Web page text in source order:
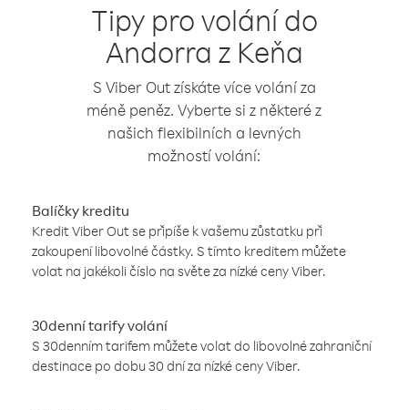
Tipy pro volání do
Andorra z Keňa
S Viber Out získáte více volání za
méně peněz. Vyberte si z některé z
našich flexibilních a levných
možností volání:
Balíčky kreditu
Kredit Viber Out se připíše k vašemu zůstatku při
zakoupení libovolné částky. S tímto kreditem můžete
volat na jakékoli číslo na světe za nízké ceny Viber.
30denní tarify volání
S 30denním tarifem můžete volat do libovolné zahraniční
destinace po dobu 30 dní za nízké ceny Viber.